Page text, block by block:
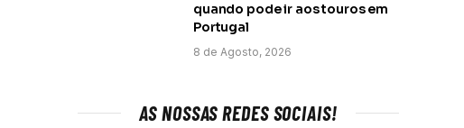
quando pode ir aos touros em
Portugal
8 de Agosto, 2026
AS NOSSAS REDES SOCIAIS!